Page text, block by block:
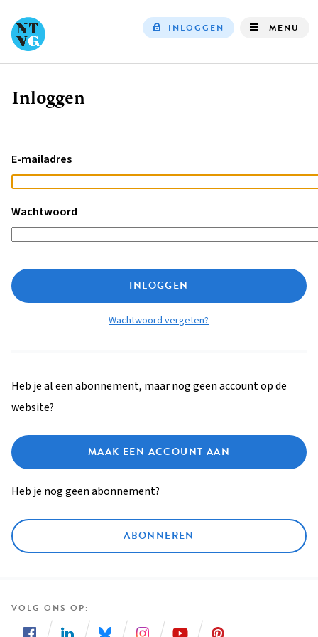
INLOGGEN MENU
Kruimelpad
Inloggen
E-mailadres
Wachtwoord
INLOGGEN
Wachtwoord vergeten?
Heb je al een abonnement, maar nog geen account op de
website?
MAAK EEN ACCOUNT AAN
Heb je nog geen abonnement?
ABONNEREN
VOLG ONS OP